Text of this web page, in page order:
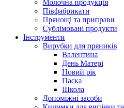
Молочна продукція
Півфабрикати
Прянощі та приправи
Сублімовані продукти
Інструменти
Вирубки для пряників
Валентина
День Матері
Новий рік
Паска
Школа
Допоміжні засоби